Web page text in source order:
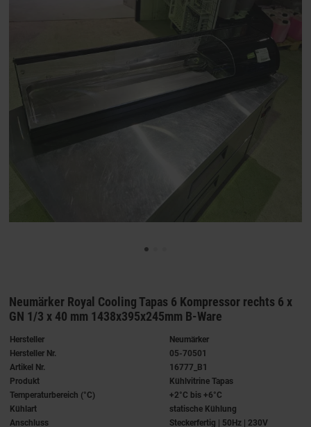
Neumärker Royal Cooling Tapas 6 Kompressor rechts 6 x
GN 1/3 x 40 mm 1438x395x245mm B-Ware
Hersteller
Neumärker
Hersteller Nr.
05-70501
Artikel Nr.
16777_B1
Produkt
Kühlvitrine Tapas
Temperaturbereich (°C)
+2°C bis +6°C
Kühlart
statische Kühlung
Anschluss
Steckerfertig | 50Hz | 230V